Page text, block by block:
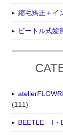
縮毛矯正＋イ
ビートル式髪
(111)
BEETLE – I・